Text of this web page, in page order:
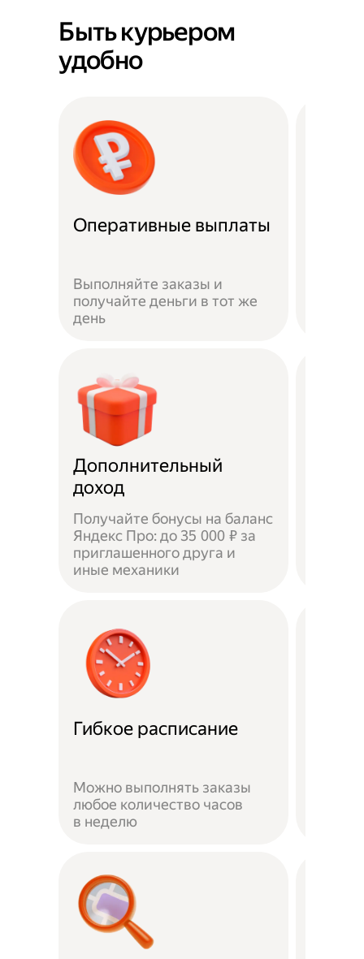
Быть курьером
удобно
Оперативные выплаты
Выполняйте заказы и
получайте деньги в тот же
день
Дополнительный
доход
Получайте бонусы на баланс
Яндекс Про: до 35 000 ₽ за
приглашенного друга и
иные механики
Гибкое расписание
Можно выполнять заказы
любое количество часов
в неделю